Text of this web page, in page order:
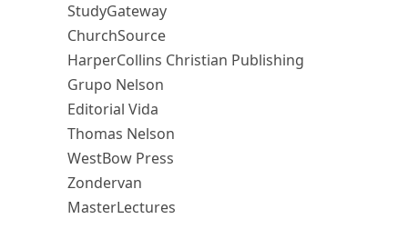
StudyGateway
ChurchSource
HarperCollins Christian Publishing
Grupo Nelson
Editorial Vida
Thomas Nelson
WestBow Press
Zondervan
MasterLectures